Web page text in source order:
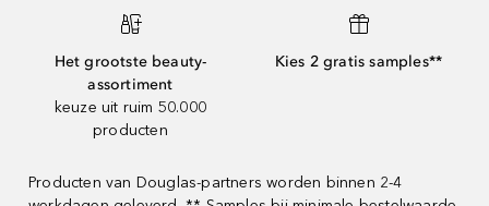
Het grootste beauty-
assortiment
keuze uit ruim 50.000
producten
Kies 2 gratis samples**
Producten van Douglas-partners worden binnen 2-4